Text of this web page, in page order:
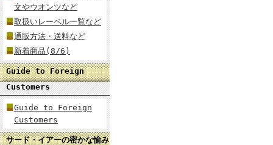
文やウオンツなど
取扱いレーベル一覧など
通販方法・送料など
新着商品(8/6)
Guide to Foreign
Customers
Guide to Foreign
Customers
サード・イアーの密かな愉み